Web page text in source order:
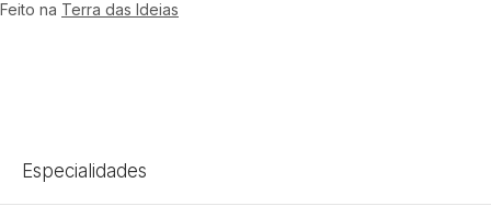
Feito na Terra das Ideias
Especialidades